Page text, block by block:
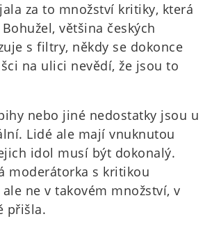
za to množství kritiky, která
většina českých
s filtry, někdy se dokonce
na ulici nevědí, že jsou to
nebo jiné nedostatky jsou u
Lidé ale mají vnuknutou
idol musí být dokonalý.
moderátorka s kritikou
ne v takovém množství, v
přišla.